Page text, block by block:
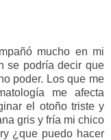
mucho en mi
se podría decir que
poder. Los que me
me afecta
el otoño triste y
gris y fría mi chico
¿que puedo hacer